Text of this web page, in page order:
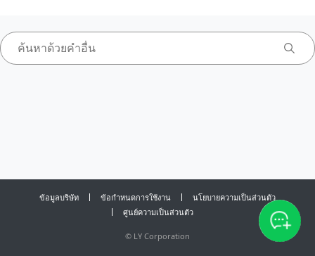
ข้อมูลบริษัท ข้อกำหนดการใช้งาน
นโยบายความเป็นส่วนตัว
ศูนย์ความเป็นส่วนตัว
© LY Corporation